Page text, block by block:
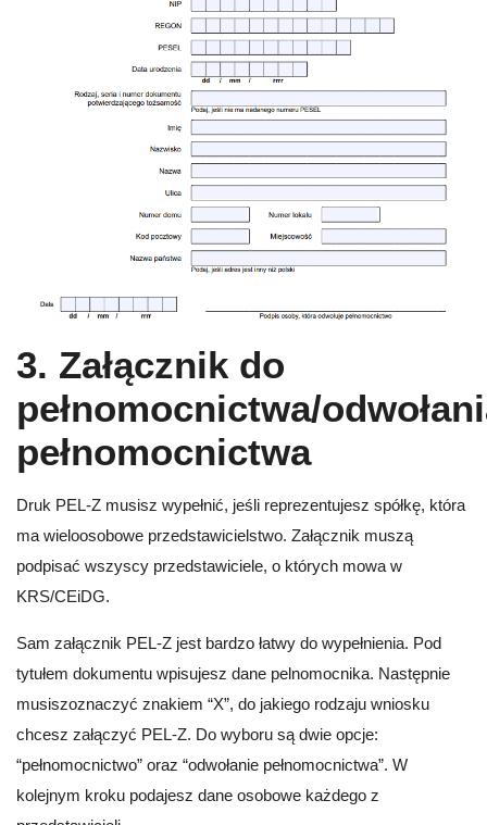
3. Załącznik do
pełnomocnictwa/
pełnomocnictwa
Druk PEL-Z musisz wypełnić, jeśli reprezentujesz spółkę, która
ma wieloosobowe przedstawicielstwo. Załącznik muszą
podpisać wszyscy przedstawiciele, o których mowa w
KRS/CEiDG.
Sam załącznik PEL-Z jest bardzo łatwy do wypełnienia. Pod
tytułem dokumentu wpisujesz dane pelnomocnika. Następnie
musiszoznaczyć znakiem “X”, do jakiego rodzaju wniosku
chcesz załączyć PEL-Z. Do wyboru są dwie opcje:
“pełnomocnictwo” oraz “odwołanie pełnomocnictwa”. W
kolejnym kroku podajesz dane osobowe każdego z